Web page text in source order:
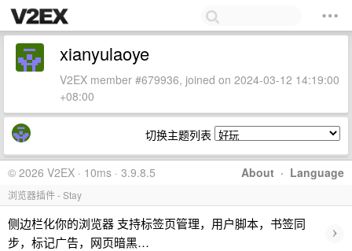
xianyulaoye
V2EX member #679936, joined on 2024-03-12 14:19:00
+08:00
切换主题列表
About · Language
© 2026 V2EX · 10ms · 3.9.8.5
浏览器插件 - Stay
侧边栏化你的浏览器 支持标签页管理，用户脚本，书签同
步，标记广告，网页暗黑…
›